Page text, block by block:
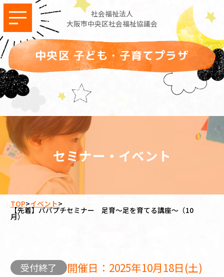
社会福祉法人
大阪市中央区社会福祉協議会
中央区 子ども・子育てプラザ
セミナー・イベント
TOP>イベント>
【先着】パパプチセミナー 足育～足を育てる講座～（10
月）
受付終了 開催日：2025年10月18日(土)